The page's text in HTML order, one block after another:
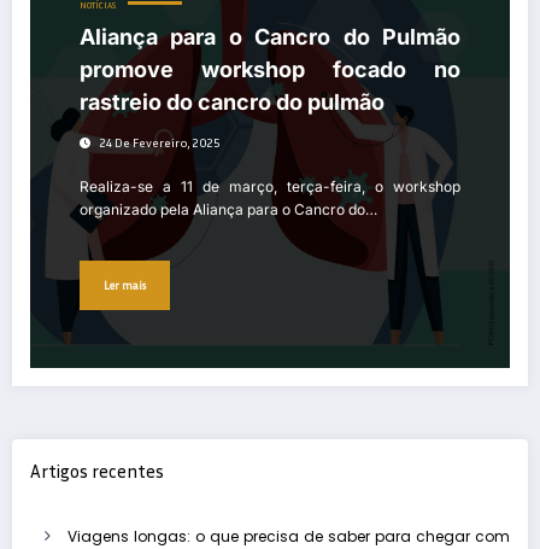
NOTÍCIAS
Aliança para o Cancro do Pulmão
promove workshop focado no
rastreio do cancro do pulmão
24 De Fevereiro, 2025
Realiza-se a 11 de março, terça-feira, o workshop
organizado pela Aliança para o Cancro do…
Ler mais
Artigos recentes
Viagens longas: o que precisa de saber para chegar com